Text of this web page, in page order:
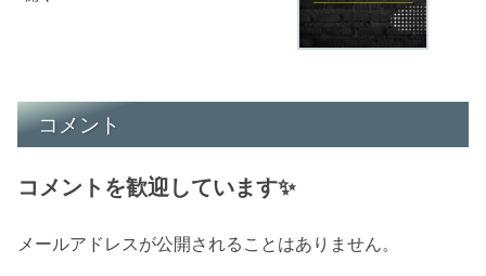
コメント
コメントを歓迎しています✨
メールアドレスが公開されることはありません。